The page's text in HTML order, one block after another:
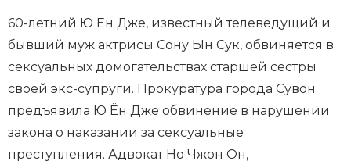
60-летний Ю Ён Дже, известный телеведущий и
бывший муж актрисы Сону Ын Сук, обвиняется в
сексуальных домогательствах старшей сестры
своей экс-супруги. Прокуратура города Сувон
предъявила Ю Ён Дже обвинение в нарушении
закона о наказании за сексуальные
преступления. Адвокат Но Чжон Он,